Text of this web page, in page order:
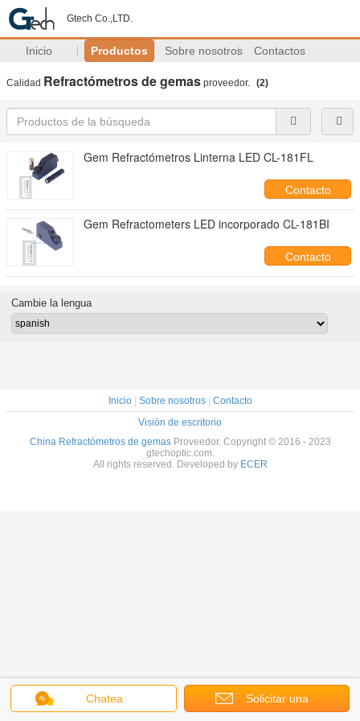
Gtech Co.,LTD.
Inicio Productos Sobre nosotros Contactos
Calidad Refractómetros de gemas proveedor. (2)
Gem Refractómetros Linterna LED CL-181FL
Contacto
Gem Refractometers LED incorporado CL-181BI
Contacto
Chatea Solicitar una
Cambie la lengua
Inicio| Sobre nosotros| Contacto
Visión de escritorio
China Refractómetros de gemasProveedor. Copyright © 2016 - 2023
gtechoptic.com.
All rights reserved. Developed by ECER